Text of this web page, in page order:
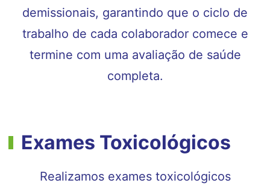
demissionais, garantindo que o ciclo de
trabalho de cada colaborador comece e
termine com uma avaliação de saúde
completa.
Exames Toxicológicos
Realizamos exames toxicológicos